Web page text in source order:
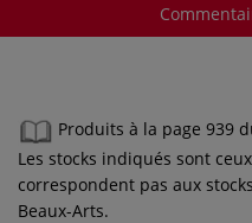
Produits à la page 939
Les stocks indiqués sont
correspondent pas aux
Beaux-Arts.